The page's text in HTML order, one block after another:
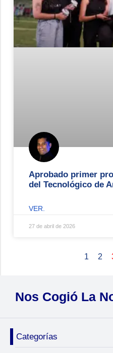
Aprobado primer
del Tecnológico de
VER.
27 de abril de 2026
1 2
Nos Cogió La
Categorías